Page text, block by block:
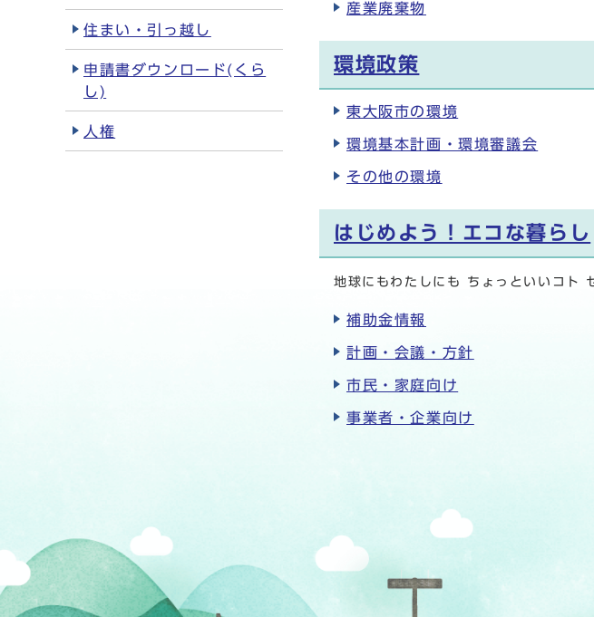
産業廃棄物
環境政策
東大阪市の環境
環境基本計画・環境審議会
その他の環境
はじめよう！エコな暮らし
地球にもわたしにも ちょっといいコト
補助金情報
計画・会議・方針
市民・家庭向け
事業者・企業向け
住まい・引っ越し
申請書ダウンロード(くら
し)
人権